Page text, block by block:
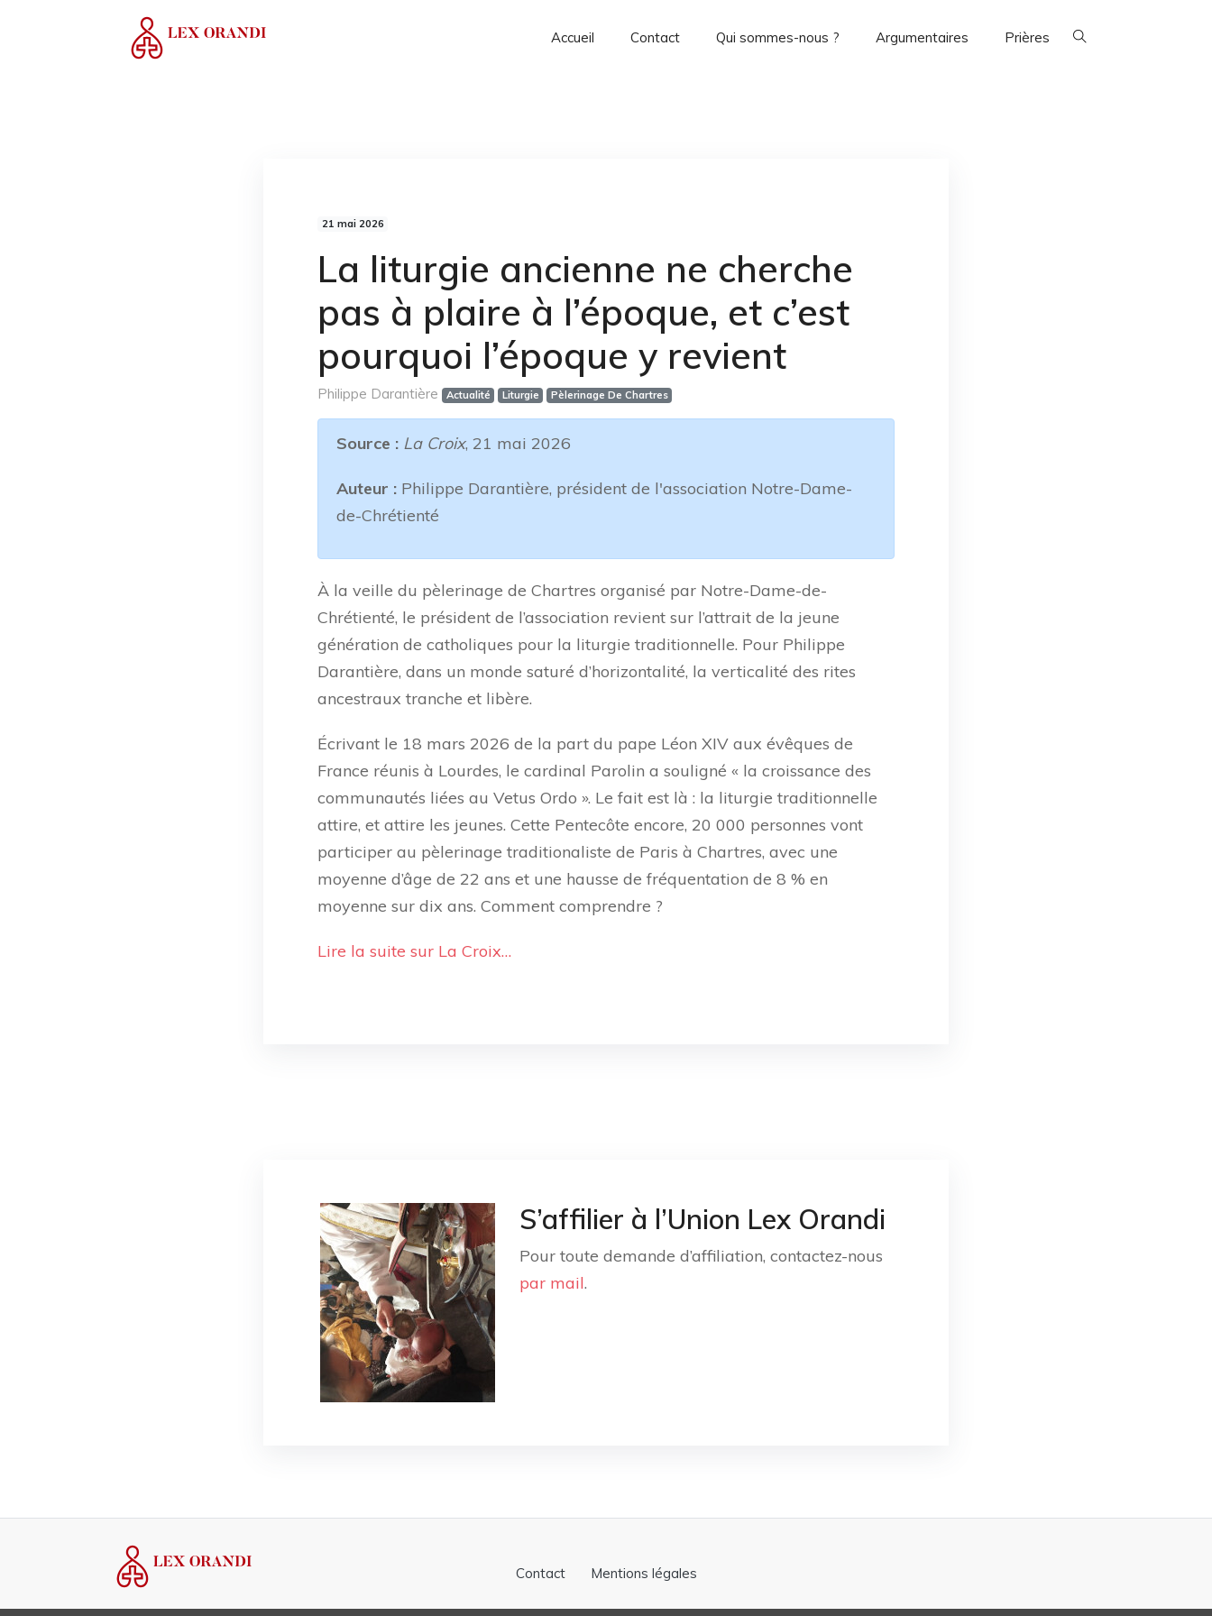
Accueil Contact Qui sommes-nous ? Argumentaires Prières
21 mai 2026
La liturgie ancienne ne cherche
pas à plaire à l’époque, et c’est
pourquoi l’époque y revient
Philippe Darantière Actualité Liturgie Pèlerinage De Chartres
Source : La Croix, 21 mai 2026
Auteur : Philippe Darantière, président de l'association Notre-Dame-
de-Chrétienté
À la veille du pèlerinage de Chartres organisé par Notre-Dame-de-
Chrétienté, le président de l’association revient sur l’attrait de la jeune
génération de catholiques pour la liturgie traditionnelle. Pour Philippe
Darantière, dans un monde saturé d’horizontalité, la verticalité des rites
ancestraux tranche et libère.
Écrivant le 18 mars 2026 de la part du pape Léon XIV aux évêques de
France réunis à Lourdes, le cardinal Parolin a souligné « la croissance des
communautés liées au Vetus Ordo ». Le fait est là : la liturgie traditionnelle
attire, et attire les jeunes. Cette Pentecôte encore, 20 000 personnes vont
participer au pèlerinage traditionaliste de Paris à Chartres, avec une
moyenne d’âge de 22 ans et une hausse de fréquentation de 8 % en
moyenne sur dix ans. Comment comprendre ?
Lire la suite sur La Croix…
S’affilier à l’Union Lex Orandi
Pour toute demande d’affiliation, contactez-nous
par mail.
Contact Mentions légales